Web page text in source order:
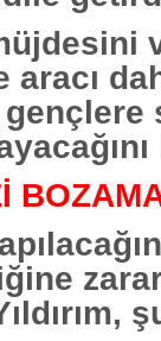
aracı